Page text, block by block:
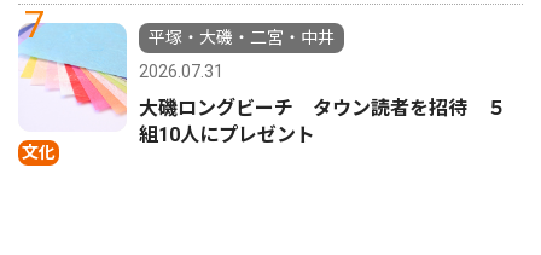
7
文化
平塚・大磯・二宮・中井
2026.07.31
大磯ロングビーチ タウン読者を招待 ５
組10人にプレゼント